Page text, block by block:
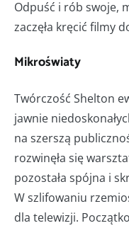
Odpuść i rób swoje,
zaczęła kręcić filmy
Mikroświaty
Twórczość Shelton
jawnie
na szerszą
rozwinęła się
pozostała spójna i
W szlifowaniu
dla telewizji.